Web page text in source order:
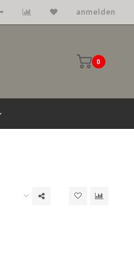
anmelden
0